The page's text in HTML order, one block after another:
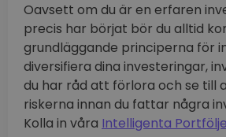
Oavsett om du är en erfaren
precis har börjat bör du alltid
grundläggande principerna för
diversifiera dina investeringar,
du har råd att förlora och se till
riskerna innan du fattar några
Kolla in våra Intelligenta